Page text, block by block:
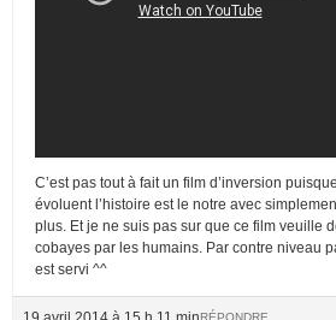
C’est pas tout à fait un film d’inversion
évoluent l’histoire est le notre avec
plus. Et je ne suis pas sur que ce film veuille
cobayes par les humains. Par contre niveau
est servi ^^
RÉPONDRE